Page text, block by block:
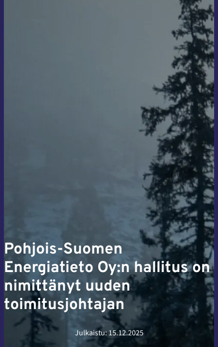
Pohjois-Suomen
Energiatieto Oy:n hallitus on
nimittänyt uuden
toimitusjohtajan
Julkaistu:15.12.2025